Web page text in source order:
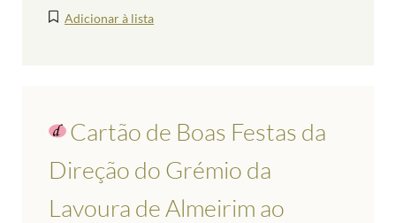
Adicionar à lista
Cartão de Boas Festas da
Direção do Grémio da
Lavoura de Almeirim ao